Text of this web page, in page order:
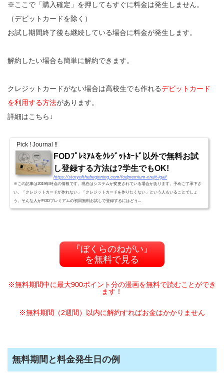
※ここで「購入確定」を押してもすぐに料金は発生しません。
（デビットカードを除く）
お試し期間終了後も継続している場合に料金が発生します。
解約したい場合も簡単に解約できます。
クレジットカードがない場合は高校生でも作れるデビットカード
を利用する方法があります。
詳細はこちら↓
Pick ! Journal !!
FODﾌﾟﾚﾐｱﾑをｸﾚｼﾞｯﾄｶｰﾄﾞ以外で無料お試
し登録する方法は?学生でもOK!
https://storyofthebeginning.com/fodpremium-crejit-igai/
※この記事は2019年時点の情報です。現在はシステムが変更されている場合があります。予めご了承下さ
い。「クレジットカードが作れない」「クレジットカードを作りたくない」という人もいることでしょ
う。そんな人がFODプレミアムの初回無料お試しで登録するにはどう...
『ぼくらのねがい』
を無料で見る
※無料期間中に最大900ポイント分の漫画を無料で読むことができ
ます！
※無料期間（2週間）以内に解約すればお金はかかりません
無料期間と料金発生日の例